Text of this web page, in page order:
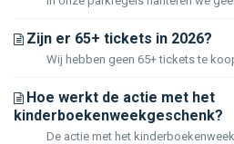
Zijn er 65+ tickets in 2026?
Hoe werkt de actie met het
kinderboekenweekgeschenk?